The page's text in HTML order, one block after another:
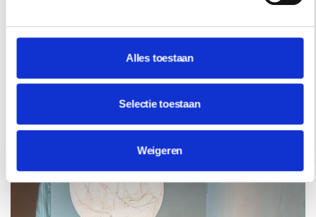
Alles toestaan
Selectie toestaan
Weigeren
INSPIRATIE